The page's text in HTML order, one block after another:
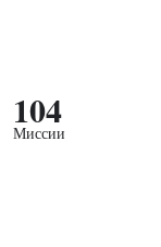
104
Миссии